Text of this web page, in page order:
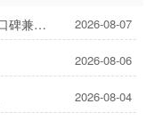
便携式EL检测仪厂家推荐：综合实力与口碑兼具的2家 2026-08-07
2026-08-06
2026-08-04